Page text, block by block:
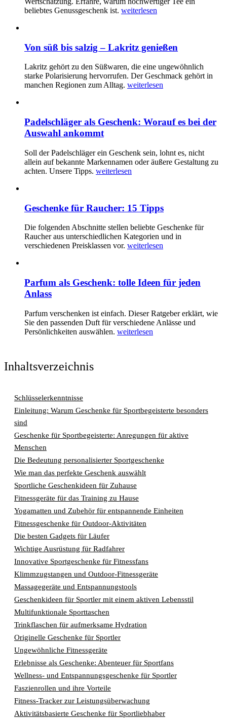
beliebtes Genussgeschenk ist. weiterlesen
Von süß bis salzig – Lakritz genießen
Lakritz gehört zu den Süßwaren, die eine ungewöhnlich
starke Polarisierung hervorrufen. Der Geschmack gehört in
manchen Regionen zum Alltag. weiterlesen
Padelschläger als Geschenk: Worauf es bei der
Auswahl ankommt
Soll der Padelschläger ein Geschenk sein, lohnt es, nicht
allein auf bekannte Markennamen oder äußere Gestaltung zu
achten. Unsere Tipps. weiterlesen
Geschenke für Raucher: 15 Tipps
Die folgenden Abschnitte stellen beliebte Geschenke für
Raucher aus unterschiedlichen Kategorien und in
verschiedenen Preisklassen vor. weiterlesen
Parfum als Geschenk: tolle Ideen für jeden
Anlass
Parfum verschenken ist einfach. Dieser Ratgeber erklärt, wie
Sie den passenden Duft für verschiedene Anlässe und
Persönlichkeiten auswählen. weiterlesen
Inhaltsverzeichnis
Schlüsselerkenntnisse
Einleitung: Warum Geschenke für Sportbegeisterte besonders
sind
Geschenke für Sportbegeisterte: Anregungen für aktive
Menschen
Die Bedeutung personalisierter Sportgeschenke
Wie man das perfekte Geschenk auswählt
Sportliche Geschenkideen für Zuhause
Fitnessgeräte für das Training zu Hause
Yogamatten und Zubehör für entspannende Einheiten
Fitnessgeschenke für Outdoor-Aktivitäten
Die besten Gadgets für Läufer
Wichtige Ausrüstung für Radfahrer
Innovative Sportgeschenke für Fitnessfans
Klimmzugstangen und Outdoor-Fitnessgeräte
Massagegeräte und Entspannungstools
Geschenkideen für Sportler mit einem aktiven Lebensstil
Multifunktionale Sporttaschen
Trinkflaschen für aufmerksame Hydration
Originelle Geschenke für Sportler
Ungewöhnliche Fitnessgeräte
Erlebnisse als Geschenke: Abenteuer für Sportfans
Wellness- und Entspannungsgeschenke für Sportler
Faszienrollen und ihre Vorteile
Fitness-Tracker zur Leistungsüberwachung
Aktivitätsbasierte Geschenke für Sportliebhaber